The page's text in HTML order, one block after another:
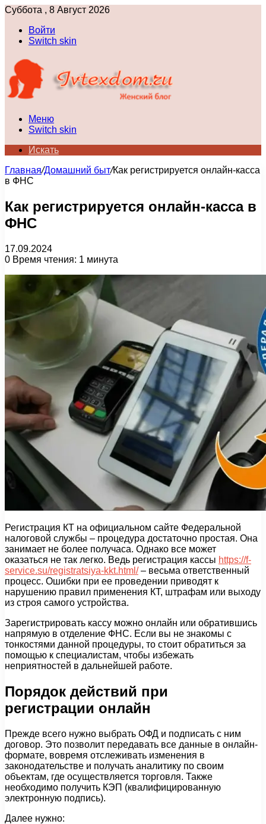
Суббота , 8 Август 2026
Войти
Switch skin
Меню
Switch skin
Искать
Главная/Домашний быт/Как регистрируется онлайн-касса
в ФНС
Как регистрируется онлайн-касса в
ФНС
17.09.2024
0 Время чтения: 1 минута
Регистрация КТ на официальном сайте Федеральной
налоговой службы – процедура достаточно простая. Она
занимает не более получаса. Однако все может
оказаться не так легко. Ведь регистрация кассы https://f-
service.su/registratsiya-kkt.html/– весьма ответственный
процесс. Ошибки при ее проведении приводят к
нарушению правил применения КТ, штрафам или выходу
из строя самого устройства.
Зарегистрировать кассу можно онлайн или обратившись
напрямую в отделение ФНС. Если вы не знакомы с
тонкостями данной процедуры, то стоит обратиться за
помощью к специалистам, чтобы избежать
неприятностей в дальнейшей работе.
Порядок действий при
регистрации онлайн
Прежде всего нужно выбрать ОФД и подписать с ним
договор. Это позволит передавать все данные в онлайн-
формате, вовремя отслеживать изменения в
законодательстве и получать аналитику по своим
объектам, где осуществляется торговля. Также
необходимо получить КЭП (квалифицированную
электронную подпись).
Далее нужно: